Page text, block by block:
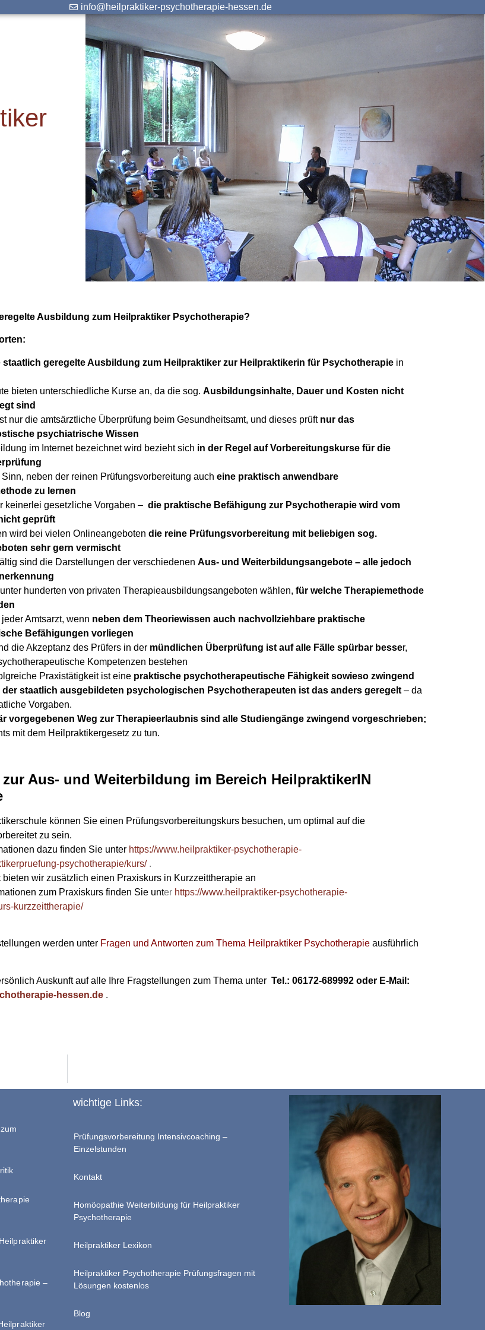
info@heilpraktiker-psychotherapie-hessen.de
Ausbildung zum Heilpraktiker Psychotherapie?
staatlich geregelte Ausbildung zum Heilpraktiker zur Heilpraktikerin für Psychotherapie in
bieten unterschiedliche Kurse an, da die sog.Ausbildungsinhalte, Dauer und Kosten nicht
sind
nur die amtsärztliche Überprüfung beim Gesundheitsamt, und dieses prüft nur das
psychiatrische Wissen
im Internet bezeichnet wird bezieht sich in der Regel auf Vorbereitungskurse für die
Sinn, neben der reinen Prüfungsvorbereitung aucheine praktisch anwendbare
zu lernen
keinerlei gesetzliche Vorgaben – die praktische Befähigung zur Psychotherapie wird vom
geprüft
wird bei vielen Onlineangebotendie reine Prüfungsvorbereitung mit beliebigen sog.
sehr gern vermischt
sind die Darstellungen der verschiedenenAus- und Weiterbildungsangebote – alle jedoch
hunderten von privaten Therapieausbildungsangeboten wählen,für welche Therapiemethode
Amtsarzt, wenn neben dem Theoriewissen auch nachvollziehbare praktische
Befähigungen vorliegen
die Akzeptanz des Prüfers in der mündlichen Überprüfung ist auf alle Fälle spürbar besser,
Kompetenzen bestehen
Praxistätigkeit ist eine praktische psychotherapeutische Fähigkeit sowieso zwingend
der staatlich ausgebildeten psychologischen Psychotherapeuten ist das anders geregelt– da
Vorgaben.
vorgegebenen Weg zur Therapieerlaubnis sind alle Studiengänge zwingend vorgeschrieben;
mit dem Heilpraktikergesetz zu tun.
Aus- und Weiterbildung im Bereich HeilpraktikerIN
können Sie einen Prüfungsvorbereitungskurs besuchen, um optimal auf die
zu sein.
dazu finden Sie unter https://www.heilpraktiker-psychotherapie-
psychotherapie/kurs/.
bieten wir zusätzlich einen Praxiskurs in Kurzzeittherapie an
zum Praxiskurs finden Sie unter https://www.heilpraktiker-psychotherapie-
kurzzeittherapie/
werden unter Fragen und Antworten zum Thema Heilpraktiker Psychotherapie ausführlich
Auskunft auf alle Ihre Fragstellungen zum Thema unterTel.: 06172-689992 oder E-Mail:
hessen.de .
–
wichtige Links:
Prüfungsvorbereitung Intensivcoaching –
Einzelstunden
Kontakt
Homöopathie Weiterbildung für Heilpraktiker
Psychotherapie
Heilpraktiker Lexikon
Heilpraktiker Psychotherapie Prüfungsfragen mit
Lösungen kostenlos
Blog